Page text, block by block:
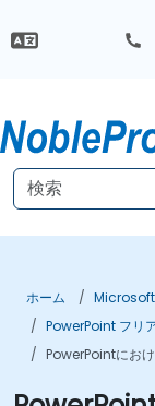
ホーム Microsoft
PowerPoint フリ
PowerPointにお